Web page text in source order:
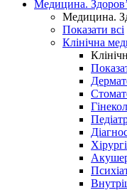
Медицина.
Медицина.
Показати всі
Клінічна